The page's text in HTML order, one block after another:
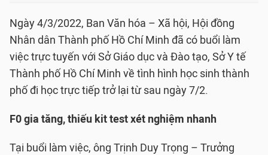
Ngày 4/3/2022, Ban Văn hóa – Xã hội, Hội đồng
Nhân dân Thành phố Hồ Chí Minh đã có buổi làm
việc trực tuyến với Sở Giáo dục và Đào tạo, Sở Y tế
Thành phố Hồ Chí Minh về tình hình học sinh thành
phố đi học trực tiếp trở lại từ sau ngày 7/2.
F0 gia tăng, thiếu kit test xét nghiệm nhanh
Tại buổi làm việc, ông Trịnh Duy Trọng – Trưởng